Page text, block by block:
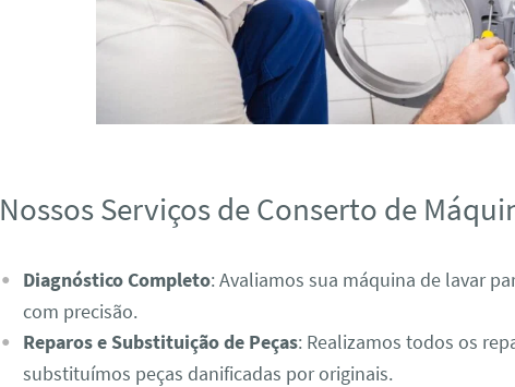
Nossos Serviços de Conserto de
Diagnóstico Completo: Avaliamos sua máquina de lavar
com precisão.
Reparos e Substituição de Peças: Realizamos todos os
substituímos peças danificadas por originais.